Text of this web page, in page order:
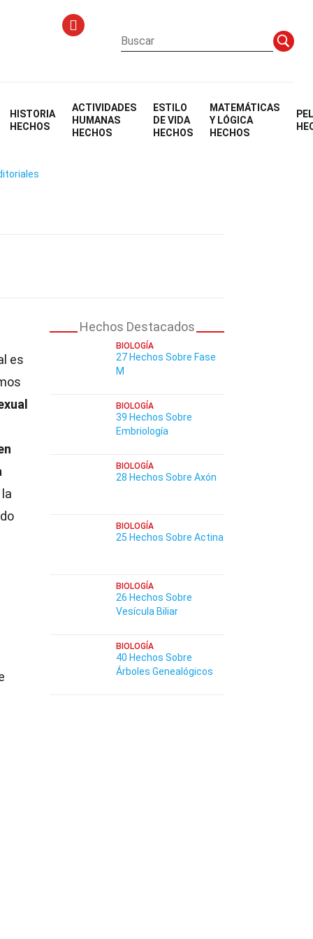
HISTORIA
HECHOS
ACTIVIDADES
HUMANAS
HECHOS
ESTILO
DE VIDA
HECHOS
MATEMÁTICAS
Y LÓGICA
HECHOS
es
Hechos Destacados
BIOLOGÍA
27 Hechos Sobre Fase
M
BIOLOGÍA
39 Hechos Sobre
Embriología
BIOLOGÍA
28 Hechos Sobre Axón
BIOLOGÍA
25 Hechos Sobre Actina
BIOLOGÍA
26 Hechos Sobre
Vesícula Biliar
BIOLOGÍA
40 Hechos Sobre
Árboles Genealógicos